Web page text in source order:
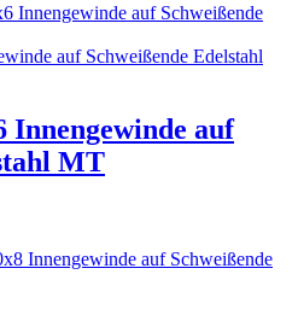
Innengewinde auf
MT